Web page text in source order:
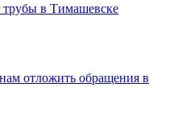
трубы в Тимашевске
отложить обращения в